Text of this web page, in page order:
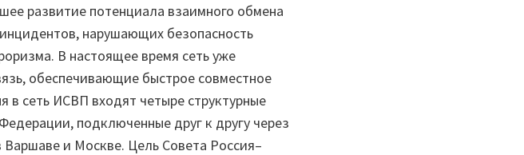
развитие потенциала взаимного обмена
нарушающих безопасность
В настоящее время сеть уже
обеспечивающие быстрое совместное
в сеть ИСВП входят четыре структурные
подключенные друг к другу через
и Москве. Цель Совета Россия–